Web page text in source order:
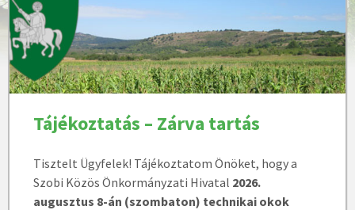
Tájékoztatás – Zárva tartás
Tisztelt Ügyfelek! Tájékoztatom Önöket, hogy a
Szobi Közös Önkormányzati Hivatal 2026.
augusztus 8-án (szombaton) technikai okok